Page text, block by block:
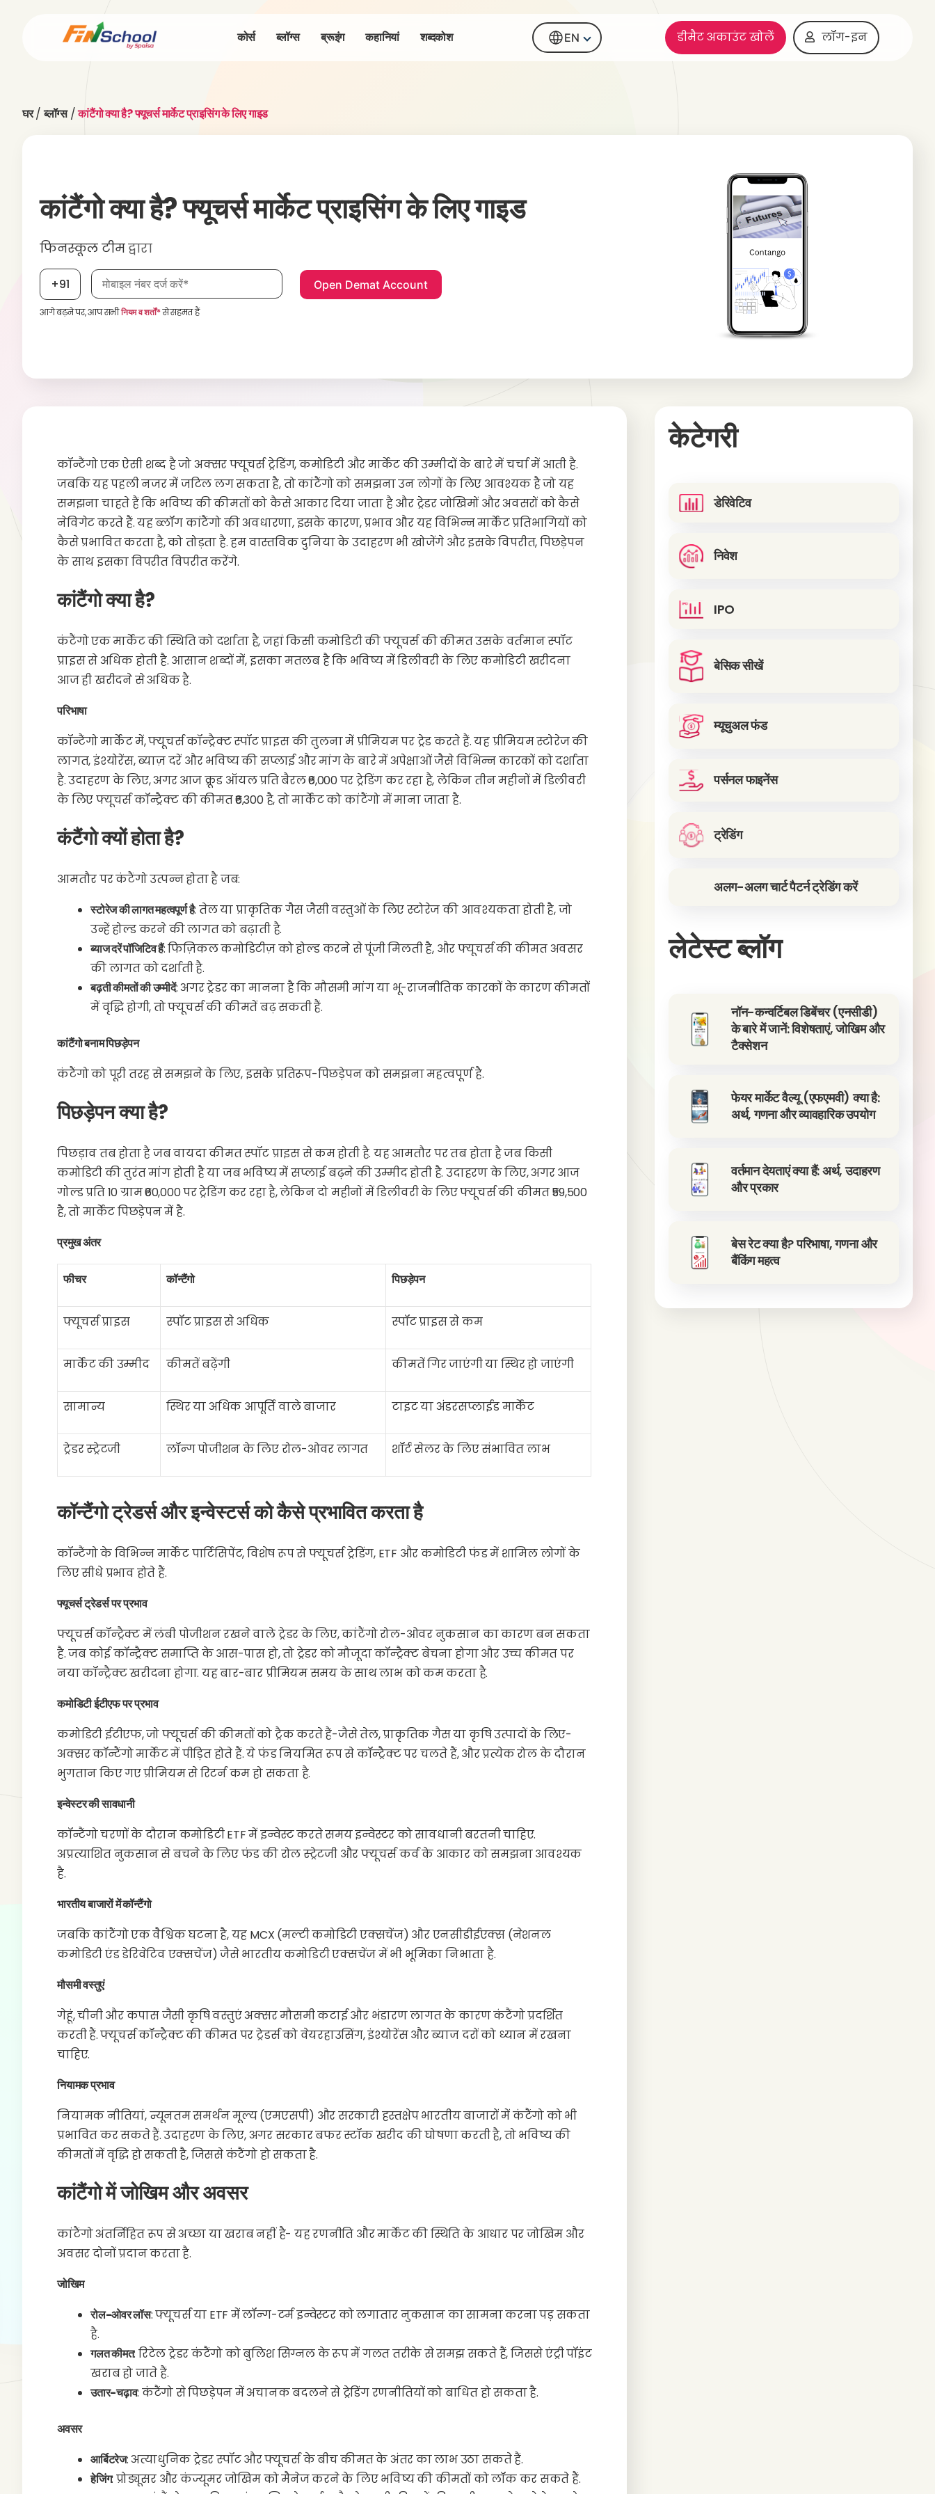
कोर्स ब्लॉग्स ब्रूइंग कहानियां शब्दकोश EN डीमैट अकाउंट खोलें लॉग-इन
घर/ब्लॉग्स/कांटैंगो क्या है? फ्यूचर्स मार्केट प्राइसिंग के लिए गाइड
कांटैंगो क्या है? फ्यूचर्स मार्केट प्राइसिंग के लिए गाइड
फिनस्कूल टीमद्वारा
+91 मोबाइल नंबर आवश्यक है
आगे बढ़ने पर, आप सभीनियम व शर्तों*से सहमत हैं
कॉन्टैंगो एक ऐसी शब्द है जो अक्सर फ्यूचर्स ट्रेडिंग, कमोडिटी और मार्केट की उम्मीदों के बारे में चर्चा में आती है.
जबकि यह पहली नजर में जटिल लग सकता है, तो कांटैंगो को समझना उन लोगों के लिए आवश्यक है जो यह
समझना चाहते हैं कि भविष्य की कीमतों को कैसे आकार दिया जाता है और ट्रेडर जोखिमों और अवसरों को कैसे
नेविगेट करते हैं. यह ब्लॉग कांटैंगो की अवधारणा, इसके कारण, प्रभाव और यह विभिन्न मार्केट प्रतिभागियों को
कैसे प्रभावित करता है, को तोड़ता है. हम वास्तविक दुनिया के उदाहरण भी खोजेंगे और इसके विपरीत, पिछड़ेपन
के साथ इसका विपरीत विपरीत करेंगे.
कांटैंगो क्या है?
कंटैंगो एक मार्केट की स्थिति को दर्शाता है, जहां किसी कमोडिटी की फ्यूचर्स की कीमत उसके वर्तमान स्पॉट
प्राइस से अधिक होती है. आसान शब्दों में, इसका मतलब है कि भविष्य में डिलीवरी के लिए कमोडिटी खरीदना
आज ही खरीदने से अधिक है.
परिभाषा
कॉन्टैंगो मार्केट में, फ्यूचर्स कॉन्ट्रैक्ट स्पॉट प्राइस की तुलना में प्रीमियम पर ट्रेड करते हैं. यह प्रीमियम स्टोरेज की
लागत, इंश्योरेंस, ब्याज़ दरें और भविष्य की सप्लाई और मांग के बारे में अपेक्षाओं जैसे विभिन्न कारकों को दर्शाता
है. उदाहरण के लिए, अगर आज क्रूड ऑयल प्रति बैरल ₹6,000 पर ट्रेडिंग कर रहा है, लेकिन तीन महीनों में डिलीवरी
के लिए फ्यूचर्स कॉन्ट्रैक्ट की कीमत ₹6,300 है, तो मार्केट को कांटैंगो में माना जाता है.
कंटैंगो क्यों होता है?
आमतौर पर कंटैंगो उत्पन्न होता है जब:
स्टोरेज की लागत महत्वपूर्ण है: तेल या प्राकृतिक गैस जैसी वस्तुओं के लिए स्टोरेज की आवश्यकता होती है, जो
उन्हें होल्ड करने की लागत को बढ़ाती है.
ब्याज दरें पॉजिटिव हैं: फिज़िकल कमोडिटीज़ को होल्ड करने से पूंजी मिलती है, और फ्यूचर्स की कीमत अवसर
की लागत को दर्शाती है.
बढ़ती कीमतों की उम्मीदें: अगर ट्रेडर का मानना है कि मौसमी मांग या भू-राजनीतिक कारकों के कारण कीमतों
में वृद्धि होगी, तो फ्यूचर्स की कीमतें बढ़ सकती हैं.
कांटैंगो बनाम पिछड़ेपन
कंटैंगो को पूरी तरह से समझने के लिए, इसके प्रतिरूप-पिछड़ेपन को समझना महत्वपूर्ण है.
पिछड़ेपन क्या है?
पिछड़ाव तब होता है जब वायदा कीमत स्पॉट प्राइस से कम होती है. यह आमतौर पर तब होता है जब किसी
कमोडिटी की तुरंत मांग होती है या जब भविष्य में सप्लाई बढ़ने की उम्मीद होती है. उदाहरण के लिए, अगर आज
गोल्ड प्रति 10 ग्राम ₹60,000 पर ट्रेडिंग कर रहा है, लेकिन दो महीनों में डिलीवरी के लिए फ्यूचर्स की कीमत ₹59,500
है, तो मार्केट पिछड़ेपन में है.
प्रमुख अंतर
फीचर कॉन्टैंगो पिछड़ेपन
फ्यूचर्स प्राइस स्पॉट प्राइस से अधिक स्पॉट प्राइस से कम
मार्केट की उम्मीद कीमतें बढ़ेंगी कीमतें गिर जाएंगी या स्थिर हो जाएंगी
सामान्य स्थिर या अधिक आपूर्ति वाले बाजार टाइट या अंडरसप्लाईड मार्केट
ट्रेडर स्ट्रेटजी लॉन्ग पोजीशन के लिए रोल-ओवर लागत शॉर्ट सेलर के लिए संभावित लाभ
कॉन्टैंगो ट्रेडर्स और इन्वेस्टर्स को कैसे प्रभावित करता है
कॉन्टैंगो के विभिन्न मार्केट पार्टिसिपेंट, विशेष रूप से फ्यूचर्स ट्रेडिंग, ETF और कमोडिटी फंड में शामिल लोगों के
लिए सीधे प्रभाव होते हैं.
फ्यूचर्स ट्रेडर्स पर प्रभाव
फ्यूचर्स कॉन्ट्रैक्ट में लंबी पोजीशन रखने वाले ट्रेडर के लिए, कांटैंगो रोल-ओवर नुकसान का कारण बन सकता
है. जब कोई कॉन्ट्रैक्ट समाप्ति के आस-पास हो, तो ट्रेडर को मौजूदा कॉन्ट्रैक्ट बेचना होगा और उच्च कीमत पर
नया कॉन्ट्रैक्ट खरीदना होगा. यह बार-बार प्रीमियम समय के साथ लाभ को कम करता है.
कमोडिटी ईटीएफ पर प्रभाव
कमोडिटी ईटीएफ, जो फ्यूचर्स की कीमतों को ट्रैक करते हैं-जैसे तेल, प्राकृतिक गैस या कृषि उत्पादों के लिए-
अक्सर कॉन्टैंगो मार्केट में पीड़ित होते हैं. ये फंड नियमित रूप से कॉन्ट्रैक्ट पर चलते हैं, और प्रत्येक रोल के दौरान
भुगतान किए गए प्रीमियम से रिटर्न कम हो सकता है.
इन्वेस्टर की सावधानी
कॉन्टैंगो चरणों के दौरान कमोडिटी ETF में इन्वेस्ट करते समय इन्वेस्टर को सावधानी बरतनी चाहिए.
अप्रत्याशित नुकसान से बचने के लिए फंड की रोल स्ट्रेटजी और फ्यूचर्स कर्व के आकार को समझना आवश्यक
है.
भारतीय बाजारों में कॉन्टैंगो
जबकि कांटैंगो एक वैश्विक घटना है, यह MCX (मल्टी कमोडिटी एक्सचेंज) और एनसीडीईएक्स (नेशनल
कमोडिटी एंड डेरिवेटिव एक्सचेंज) जैसे भारतीय कमोडिटी एक्सचेंज में भी भूमिका निभाता है.
मौसमी वस्तुएं
गेहूं, चीनी और कपास जैसी कृषि वस्तुएं अक्सर मौसमी कटाई और भंडारण लागत के कारण कंटैंगो प्रदर्शित
करती हैं. फ्यूचर्स कॉन्ट्रैक्ट की कीमत पर ट्रेडर्स को वेयरहाउसिंग, इंश्योरेंस और ब्याज दरों को ध्यान में रखना
चाहिए.
नियामक प्रभाव
नियामक नीतियां, न्यूनतम समर्थन मूल्य (एमएसपी) और सरकारी हस्तक्षेप भारतीय बाजारों में कंटैंगो को भी
प्रभावित कर सकते हैं. उदाहरण के लिए, अगर सरकार बफर स्टॉक खरीद की घोषणा करती है, तो भविष्य की
कीमतों में वृद्धि हो सकती है, जिससे कंटैंगो हो सकता है.
कांटैंगो में जोखिम और अवसर
कांटैंगो अंतर्निहित रूप से अच्छा या खराब नहीं है- यह रणनीति और मार्केट की स्थिति के आधार पर जोखिम और
अवसर दोनों प्रदान करता है.
जोखिम
रोल-ओवर लॉस: फ्यूचर्स या ETF में लॉन्ग-टर्म इन्वेस्टर को लगातार नुकसान का सामना करना पड़ सकता
है.
गलत कीमत: रिटेल ट्रेडर कंटैंगो को बुलिश सिग्नल के रूप में गलत तरीके से समझ सकते हैं, जिससे एंट्री पॉइंट
खराब हो जाते हैं.
उतार-चढ़ाव: कंटैंगो से पिछड़ेपन में अचानक बदलने से ट्रेडिंग रणनीतियों को बाधित हो सकता है.
अवसर
आर्बिटरेज: अत्याधुनिक ट्रेडर स्पॉट और फ्यूचर्स के बीच कीमत के अंतर का लाभ उठा सकते हैं.
हेजिंग: प्रोड्यूसर और कंज्यूमर जोखिम को मैनेज करने के लिए भविष्य की कीमतों को लॉक कर सकते हैं.
केटेगरी
डेरिवेटिव
निवेश
IPO
बेसिक सीखें
म्यूचुअल फंड
पर्सनल फाइनेंस
ट्रेडिंग
अलग-अलग चार्ट पैटर्न ट्रेडिंग करें
लेटेस्ट ब्लॉग
नॉन-कन्वर्टिबल डिबेंचर (एनसीडी)
के बारे में जानें: विशेषताएं, जोखिम और
टैक्सेशन
फेयर मार्केट वैल्यू (एफएमवी) क्या है:
अर्थ, गणना और व्यावहारिक उपयोग
वर्तमान देयताएं क्या हैं: अर्थ, उदाहरण
और प्रकार
बेस रेट क्या है? परिभाषा, गणना और
बैंकिंग महत्व